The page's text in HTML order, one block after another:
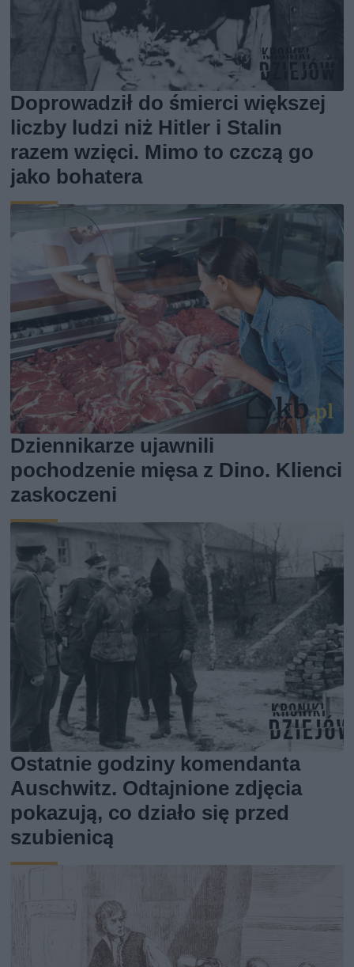
Doprowadził do śmierci większej
liczby ludzi niż Hitler i Stalin
razem wzięci. Mimo to czczą go
jako bohatera
Dziennikarze ujawnili
pochodzenie mięsa z Dino. Klienci
zaskoczeni
Ostatnie godziny komendanta
Auschwitz. Odtajnione zdjęcia
pokazują, co działo się przed
szubienicą